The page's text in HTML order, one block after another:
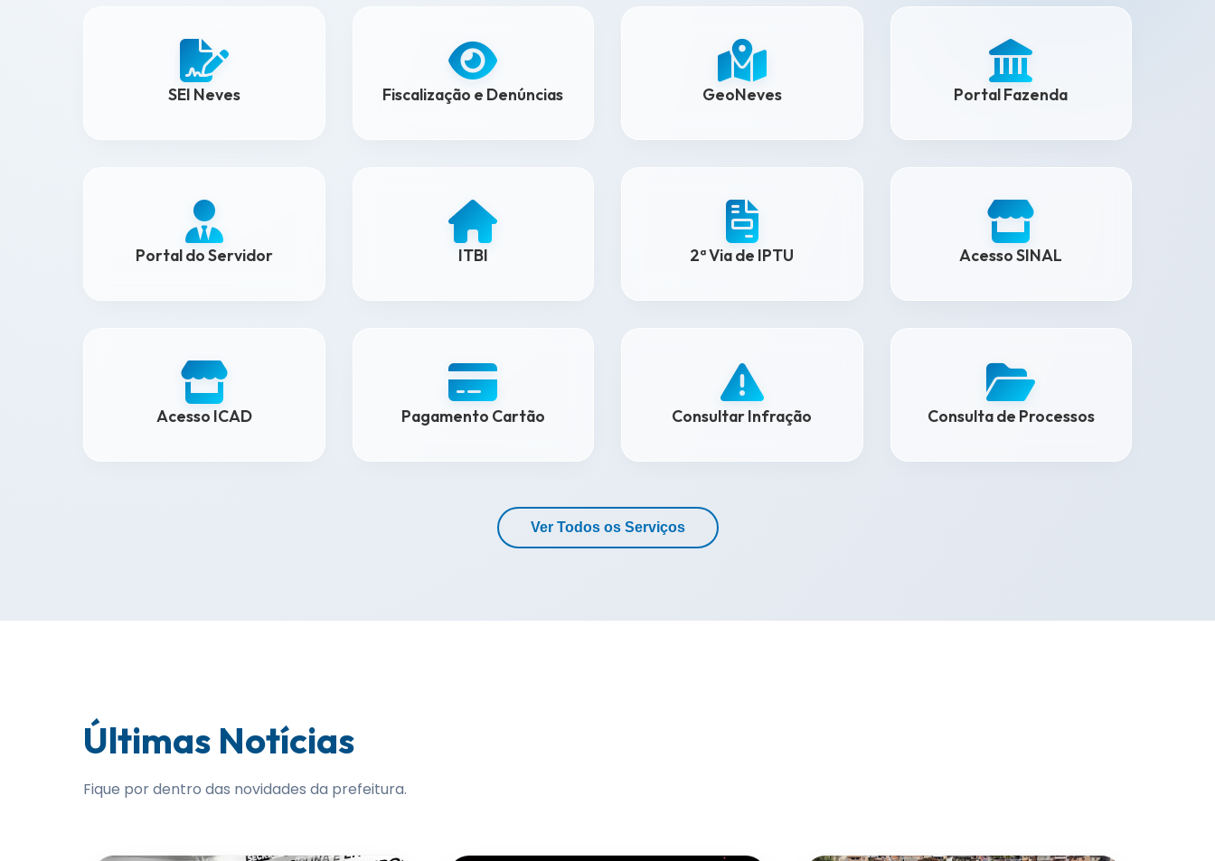
SEI Neves Fiscalização e Denúncias GeoNeves Portal Fazenda
Portal do Servidor ITBI 2ª Via de IPTU Acesso SINAL
Acesso ICAD Pagamento Cartão Consultar Infração Consulta de Processos
Ver Todos os Serviços
Últimas Notícias
Fique por dentro das novidades da prefeitura.